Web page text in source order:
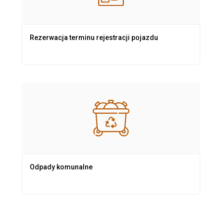
Rezerwacja terminu rejestracji pojazdu
Odpady komunalne